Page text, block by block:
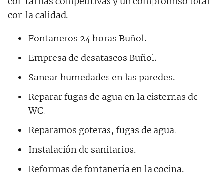
con la calidad.
Fontaneros 24 horas Buñol.
Empresa de desatascos Buñol.
Sanear humedades en las paredes.
Reparar fugas de agua en la cisternas de
WC.
Reparamos goteras, fugas de agua.
Instalación de sanitarios.
Reformas de fontanería en la cocina.